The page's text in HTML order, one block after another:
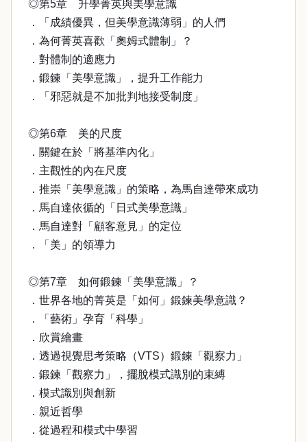
◎第5章 升學菁英與美學意識
．「成績優異，但美學意識薄弱」的人們
．為何菁英喜歡「奧姆式體制」？
．對體制的適應力
．鍛鍊「美學意識」，提升工作能力
．「邪惡就是不加批判地接受制度」
◎第6章 美的尺度
．關鍵在於「將基準內化」
．主觀性的內在尺度
．推崇「美學意識」的策略，為馬自達帶來成功
．馬自達依循的「日式美學意識」
．馬自達對「顧客意見」的定位
．「美」的領導力
◎第7章 如何鍛鍊「美學意識」？
．世界各地的菁英是「如何」鍛鍊美學意識？
．「藝術」孕育「科學」
．欣賞繪畫
．透過視覺思考策略（VTS）鍛鍊「觀察力」
．鍛鍊「觀察力」，擺脫模式識別的束縛
．模式識別與創新
．親近哲學
．從過程和模式中學習